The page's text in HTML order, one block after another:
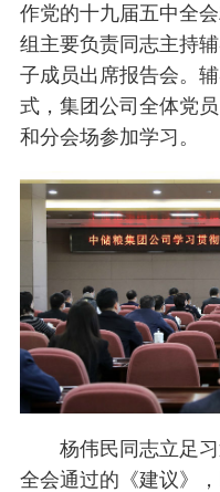
作党的十九届五中全
组主要负责同志主持
子成员出席报告会。
式，集团公司全体党
和分会场参加学习。
杨伟民同志立足
全会通过的《建议》